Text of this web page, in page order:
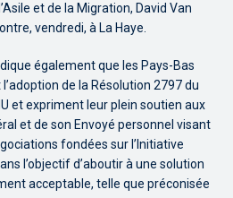
et de la Migration, David Van
vendredi, à La Haye.
également que les Pays-Bas
de la Résolution 2797 du
et expriment leur plein soutien aux
et de son Envoyé personnel visant
fondées sur l’Initiative
l’objectif d’aboutir à une solution
acceptable, telle que préconisée